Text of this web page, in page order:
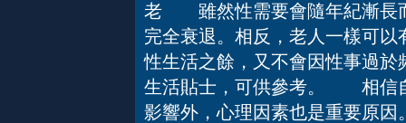
老 雖然性需要會隨年紀漸長
完全衰退。相反，老人一樣可
性生活之餘，又不會因性事過
生活貼士，可供參考。 相信
影響外，心理因素也是重要原